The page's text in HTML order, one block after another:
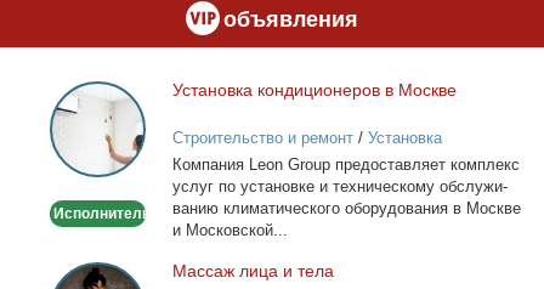
объявления
Установка
кондиционеров
в
Москве
Исполнитель
Уста­нов­ка кон­ди­ци­о­не­ров в Москве
Строительство и ремонт/ Установка
кондиционеров
Ком­па­ния Leon Group предо­став­ля­ет ком­плекс
услуг по уста­нов­ке и тех­ни­че­ско­му об­слу­жи­
ва­нию кли­ма­ти­че­ско­го обо­ру­до­ва­ния в Москве
и Мос­ков­ской...
Массаж
Мас­саж ли­ца и те­ла